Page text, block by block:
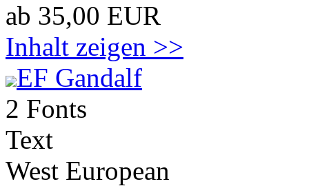
ab 35,00 EUR
Inhalt zeigen >>
EF Gandalf
2 Fonts
Text
West European